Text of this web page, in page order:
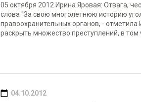
05 октября 2012 Ирина Яровая: Отвага,
слова "За свою многолетнюю историю
правоохранительных органов, -
раскрыть множество преступлений, в
04.10.2012